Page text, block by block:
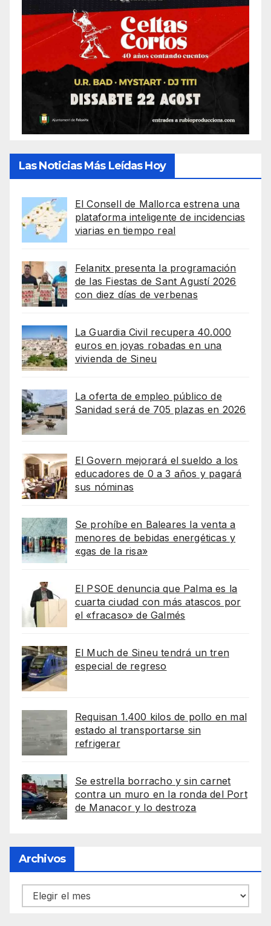
Las Noticias Más Leídas Hoy
El Consell de Mallorca estrena una
plataforma inteligente de incidencias
viarias en tiempo real
Felanitx presenta la programación
de las Fiestas de Sant Agustí 2026
con diez días de verbenas
La Guardia Civil recupera 40.000
euros en joyas robadas en una
vivienda de Sineu
La oferta de empleo público de
Sanidad será de 705 plazas en 2026
El Govern mejorará el sueldo a los
educadores de 0 a 3 años y pagará
sus nóminas
Se prohíbe en Baleares la venta a
menores de bebidas energéticas y
«gas de la risa»
El PSOE denuncia que Palma es la
cuarta ciudad con más atascos por
el «fracaso» de Galmés
El Much de Sineu tendrá un tren
especial de regreso
Requisan 1.400 kilos de pollo en mal
estado al transportarse sin
refrigerar
Se estrella borracho y sin carnet
contra un muro en la ronda del Port
de Manacor y lo destroza
Archivos
Archivos